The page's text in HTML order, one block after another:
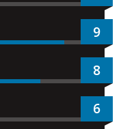
9
8
6